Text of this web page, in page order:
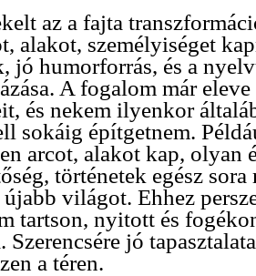
az a fajta
alakot, személyiséget
jó humorforrás, és a
A fogalom már eleve
és nekem ilyenkor
sokáig építgetnem.
arcot, alakot kap, olyan
történetek egész
világot. Ehhez
tartson, nyitott és
Szerencsére jó
a téren.